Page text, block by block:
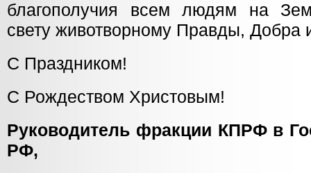
благополучия всем людям на
свету животворному Правды, Добра
С Праздником!
С Рождеством Христовым!
Руководитель фракции КПРФ в
РФ,